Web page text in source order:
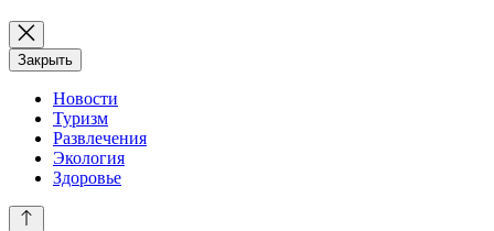
Закрыть
Новости
Туризм
Развлечения
Экология
Здоровье